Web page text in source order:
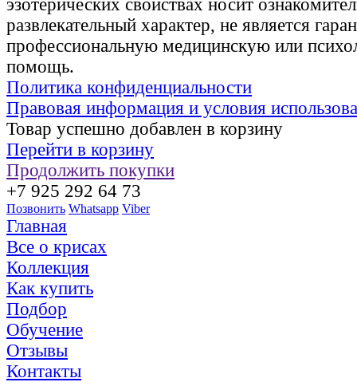
эзотерических свойствах носит
развлекательный характер, не является
профессиональную медицинскую или
помощь.
Политика конфиденциальности
Правовая информация и условия
Товар успешно добавлен в корзину
Перейти в корзину
Продолжить покупки
+7 925 292 64 73
Позвонить Whatsapp Viber
Главная
Все о крисах
Коллекция
Как купить
Подбор
Обучение
Отзывы
Контакты